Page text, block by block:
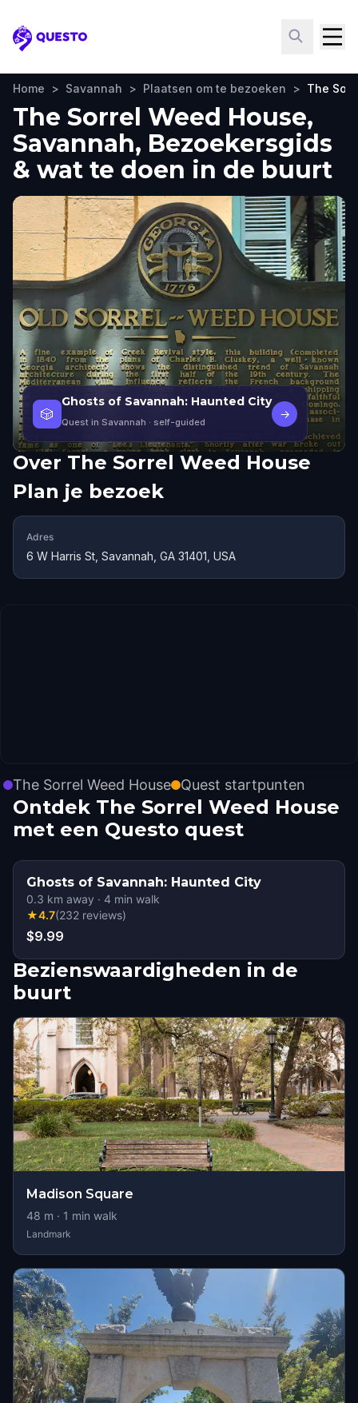
Questo
Home > Savannah > Plaatsen om te bezoeken > The
The Sorrel Weed House,
Savannah, Bezoekersgids
& wat te doen in de buurt
🎲
Ghosts of Savannah: Haunted City
Quest in Savannah · self-guided
→
Over The Sorrel Weed House
Plan je bezoek
Adres
6 W Harris St, Savannah, GA 31401, USA
The Sorrel Weed House Quest startpunten
Ontdek The Sorrel Weed House
met een Questo quest
Ghosts of Savannah: Haunted City
0.3 km away · 4 min walk
★4.7(232 reviews)
$9.99
Bezienswaardigheden in de
buurt
Madison Square
48 m · 1 min walk
Landmark